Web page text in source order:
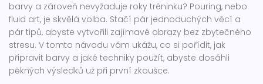
barvy a zároveň nevyžaduje roky tréninku? Pouring, nebo
fluid art, je skvělá volba. Stačí pár jednoduchých věcí a
pár tipů, abyste vytvořili zajímavé obrazy bez zbytečného
stresu. V tomto návodu vám ukážu, co si pořídit, jak
připravit barvy a jaké techniky použít, abyste dosáhli
pěkných výsledků už při první zkoušce.